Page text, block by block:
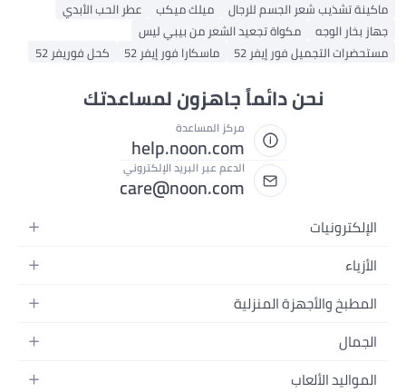
ماكينة تشذيب شعر الجسم للرجال
ميلك ميكب
عطر الحب الأبدي
جهاز بخار الوجه
مكواة تجعيد الشعر من بيبي ليس
مستحضرات التجميل فور إيفر 52
ماسكارا فور إيفر 52 كحل فوريفر 52
نحن دائماً جاهزون لمساعدتك
مركز المساعدة
help.noon.com
الدعم عبر البريد الإلكتروني
care@noon.com
الإلكترونيات
الهواتف المتحركة
أجهزة الكمبيوتر المحمولة
التلفزيونات
الأزياء
أحذية رياضية رجالية
الساعات
حقائب الظهر
المطبخ والأجهزة المنزلية
الأجهزة الكبيرة
الجمال
العطور
المواليد الألعاب